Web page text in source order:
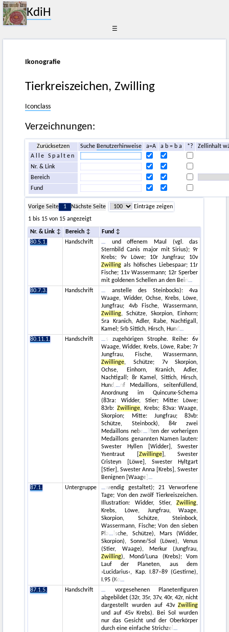
KdiH
☰
Ikonografie
Tierkreiszeichen, Zwilling
Iconclass
Verzeichnungen:
Zurücksetzen Suche Benutzerhinweise a=A a b = b a *?
Zellinhalt
Alle Spalten
Nr. & Link
Bereich
Fund
Vorige Seite 1 Nächste Seite
Einträge zeigen
1 bis 15 von 15 angezeigt
Nr. & Link Bereich
Fund
80.5.1.
Handschrift
und offenem Maul (vgl. das
Sternbild Canis major mit Sirius); 9r
Krebs; 9v Löwe; 10r Jungfrau; 10v
Zwilling als höfisches Liebespaar; 11r
Fische; 11v Wassermann; 12r Sperber
mit goldenen Schellen an den Bein
80.7.3.
Handschrift
anstelle des Steinbocks): 4va
Waage, Widder, Ochse, Krebs, Löwe,
Jungfrau; 4vb Fische, Wassermann,
Zwilling, Schütze, Skorpion, Einhorn;
5ra Kranich, Adler, Rabe, Nachtigall,
Kamel; 5rb Sittich, Hirsch, Hund
80.11.1.
Handschrift
s zugehörigen Strophe. Reihe: 6v
Waage, Widder, Krebs, Löwe, Rabe; 7r
Jungfrau, Fische, Wassermann,
Zwillinge, Schütze; 7v Skorpion,
Ochse, Einhorn, Kranich, Adler,
Nachtigall; 8r Kamel, Sittich, Hirsch,
Hund,
nf Medaillons, seitenfüllend,
Anordnung im Quincunx-Schema
(83ra: Widder, Stier; Mitte: Löwe;
83rb: Zwillinge, Krebs; 83va: Waage,
Skorpion; Mitte: Jungfrau; 83vb:
Schütze, Steinbock), 84r zwei
Medaillons nebe
iften der vorherigen
Medaillons genannten Namen lauten:
Swester Hyllen [Widder], Swester
Ysentraut [ Zwillinge], Swester
Cristeyn [Löwe], Swester Hyltgart
[Stier], Swester Anna [Krebs], Swester
Benignen [Waage]
87.1.
Untergruppe
wendig gestaltet); 21 Verworfene
Tage; Von den zwölf Tierkreiszeichen.
Illustration: Widder, Stier,Zwilling,
Krebs, Löwe, Jungfrau, Waage,
Skorpion, Schütze, Steinbock,
Wassermann, Fische; Von den sieben
Pla
ische, Schütze), Mars (Widder,
Skorpion), Sonne/Sol (Löwe), Venus
(Stier, Waage), Merkur (Jungfrau,
Zwilling), Mond/Luna (Krebs); Vom
Lauf der Planeten, aus dem
›Lucidarius‹, Kap. I.87–89 (Gestirne),
I.95 (Ko
87.1.5.
Handschrift
vorgesehenen Planetenfiguren
abgebildet (32r, 35r, 37v, 40r, 42r, nicht
dargestellt wurden auf 43vZwilling
und auf 45v Krebs). Bei Sol wurden
nur das Gesicht und der Oberkörper
durch eine einfache Strichzei